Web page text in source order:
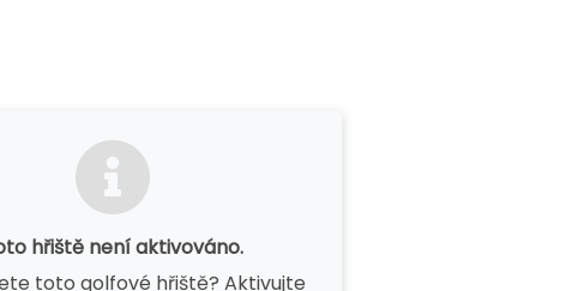
hřiště není aktivováno.
toto golfové hřiště? Aktivujte